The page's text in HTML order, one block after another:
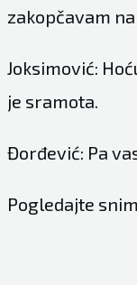
zakopčavam
Joksimović:
je sramota.
Đorđević: Pa
Pogledajte